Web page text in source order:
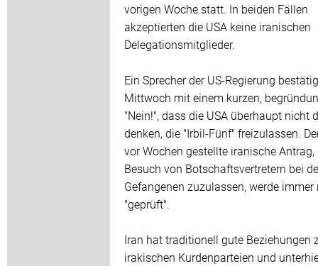
vorigen Woche statt. In beiden Fällen
akzeptierten die USA keine iranischen
Delegationsmitglieder.
Ein Sprecher der US-Regierung
Mittwoch mit einem kurzen,
"Nein!", dass die USA überhaupt nicht
denken, die "Irbil-Fünf" freizulassen.
vor Wochen gestellte iranische Antrag,
Besuch von Botschaftsvertretern bei
Gefangenen zuzulassen, werde immer
"geprüft".
Iran hat traditionell gute Beziehungen
irakischen Kurdenparteien und